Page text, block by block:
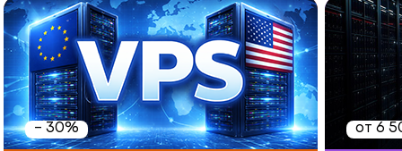
- 30% от 6